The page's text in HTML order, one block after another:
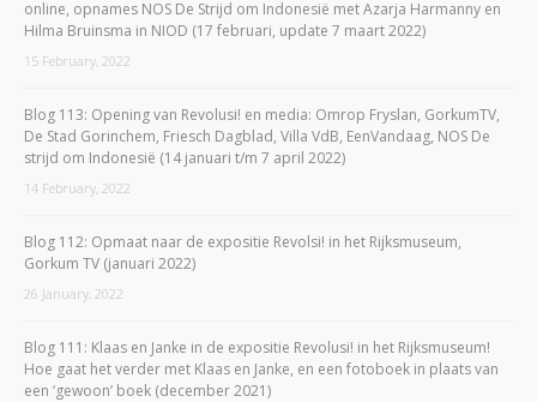
online, opnames NOS De Strijd om Indonesië met Azarja Harmanny en
Hilma Bruinsma in NIOD (17 februari, update 7 maart 2022)
15 February, 2022
Blog 113: Opening van Revolusi! en media: Omrop Fryslan, GorkumTV,
De Stad Gorinchem, Friesch Dagblad, Villa VdB, EenVandaag, NOS De
strijd om Indonesië (14 januari t/m 7 april 2022)
14 February, 2022
Blog 112: Opmaat naar de expositie Revolsi! in het Rijksmuseum,
Gorkum TV (januari 2022)
26 January, 2022
Blog 111: Klaas en Janke in de expositie Revolusi! in het Rijksmuseum!
Hoe gaat het verder met Klaas en Janke, en een fotoboek in plaats van
een ‘gewoon’ boek (december 2021)